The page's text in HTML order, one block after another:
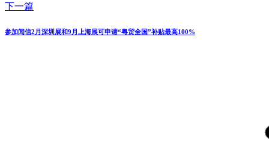
下一篇
参加闻信2月深圳展和9月上海展可申请“粤贸全国”补贴最高100%